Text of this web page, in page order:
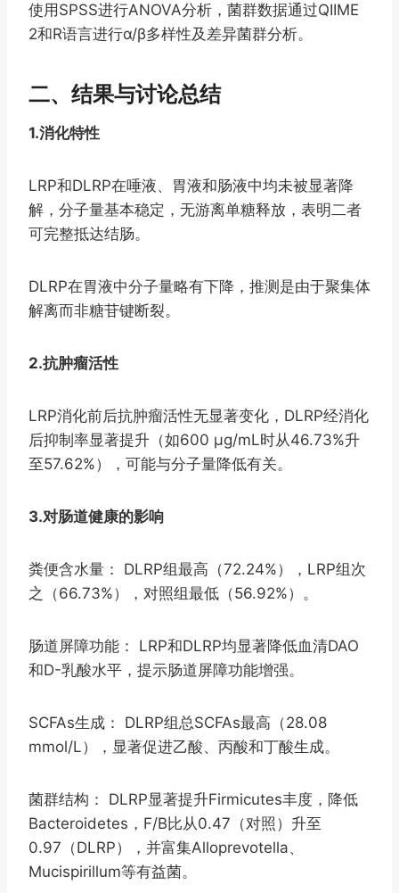
使用SPSS进行ANOVA分析，菌群数据通过QIIME
2和R语言进行α/β多样性及差异菌群分析。
二、结果与讨论总结
1.消化特性
LRP和DLRP在唾液、胃液和肠液中均未被显著降
解，分子量基本稳定，无游离单糖释放，表明二者
可完整抵达结肠。
DLRP在胃液中分子量略有下降，推测是由于聚集体
解离而非糖苷键断裂。
2.抗肿瘤活性
LRP消化前后抗肿瘤活性无显著变化，DLRP经消化
后抑制率显著提升（如600 μg/mL时从46.73%升
至57.62%），可能与分子量降低有关。
3.对肠道健康的影响
粪便含水量： DLRP组最高（72.24%），LRP组次
之（66.73%），对照组最低（56.92%）。
肠道屏障功能： LRP和DLRP均显著降低血清DAO
和D-乳酸水平，提示肠道屏障功能增强。
SCFAs生成： DLRP组总SCFAs最高（28.08
mmol/L），显著促进乙酸、丙酸和丁酸生成。
菌群结构： DLRP显著提升Firmicutes丰度，降低
Bacteroidetes，F/B比从0.47（对照）升至
0.97（DLRP），并富集Alloprevotella、
Mucispirillum等有益菌。